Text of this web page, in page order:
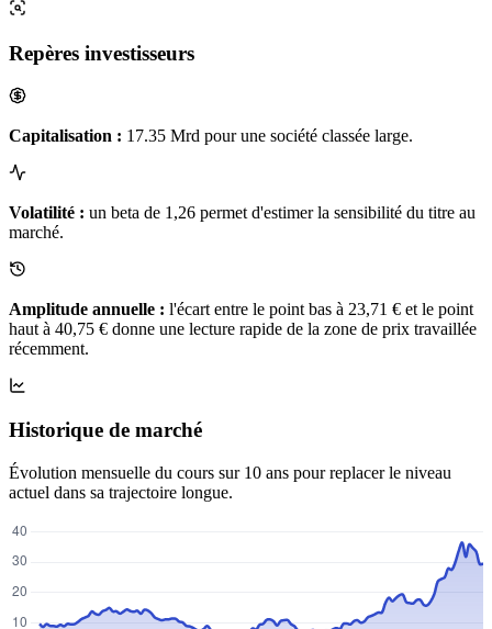
Repères investisseurs
Capitalisation : 17.35 Mrd pour une société classée large.
Volatilité : un beta de 1,26 permet d'estimer la sensibilité du titre au
marché.
Amplitude annuelle : l'écart entre le point bas à 23,71 € et le point
haut à 40,75 € donne une lecture rapide de la zone de prix travaillée
récemment.
Historique de marché
Évolution mensuelle du cours sur 10 ans pour replacer le niveau
actuel dans sa trajectoire longue.